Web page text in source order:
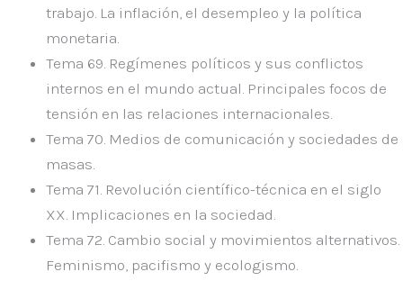
trabajo. La inflación, el desempleo y la política
monetaria.
Tema 69 . Regímenes políticos y sus conflictos
internos en el mundo actual. Principales focos de
tensión en las relaciones internacionales.
Tema 70. Medios de comunicación y sociedades de
masas.
Tema 71. Revolución científico-técnica en el siglo
XX. Implicaciones en la sociedad.
Tema 72. Cambio social y movimientos alternativos.
Feminismo, pacifismo y ecologismo.